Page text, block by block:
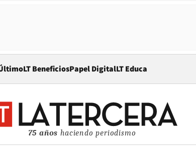
LT BeneficiosPapel DigitalOpens in new window
LT Educa
75 años haciendo periodismo